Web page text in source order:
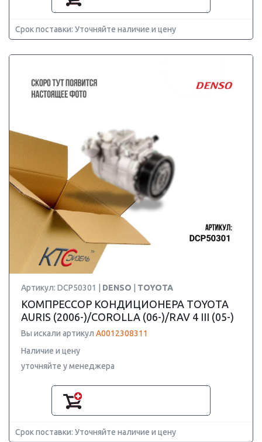
Срок поставки: Уточняйте наличие и цену
Артикул: DCP50301 | DENSO TOYOTA
КОМПРЕССОР КОНДИЦИОНЕРА TOYOTA
AURIS (2006-)/COROLLA (06-)/RAV 4 III (05-)
Вы искали артикул A0012308311
Наличие и цену
уточняйте у менеджера
Срок поставки: Уточняйте наличие и цену